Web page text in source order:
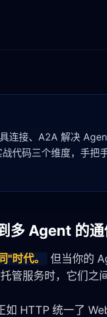
连接、A2A 解决
代码三个维度，手把
多 Agent 的通
"时代。 但当你的
管服务时，它们之
如 HTTP 统一了